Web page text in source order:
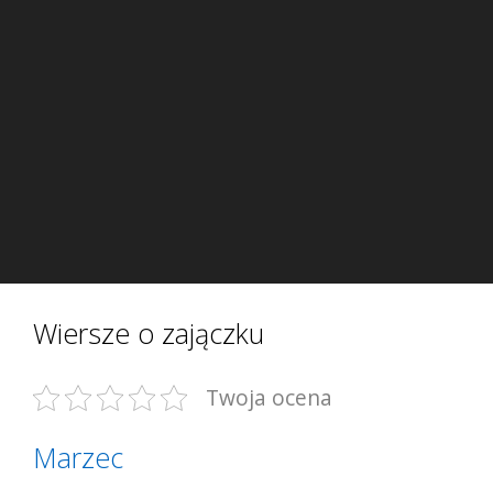
Wiersze o zajączku
Twoja ocena
Marzec